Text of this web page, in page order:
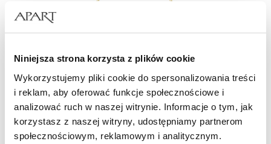
Niniejsza strona korzysta z plików cookie
Wykorzystujemy pliki cookie do spersonalizowania treści
i reklam, aby oferować funkcje społecznościowe i
analizować ruch w naszej witrynie. Informacje o tym, jak
korzystasz z naszej witryny, udostępniamy partnerom
społecznościowym, reklamowym i analitycznym.